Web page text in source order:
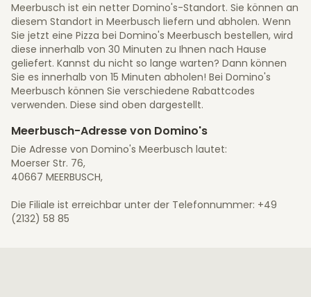
Meerbusch ist ein netter Domino's-Standort. Sie können an
diesem Standort in Meerbusch liefern und abholen. Wenn
Sie jetzt eine Pizza bei Domino's Meerbusch bestellen, wird
diese innerhalb von 30 Minuten zu Ihnen nach Hause
geliefert. Kannst du nicht so lange warten? Dann können
Sie es innerhalb von 15 Minuten abholen! Bei Domino's
Meerbusch können Sie verschiedene Rabattcodes
verwenden. Diese sind oben dargestellt.
Meerbusch-Adresse von Domino's
Die Adresse von Domino's Meerbusch lautet:
Moerser Str. 76,
40667 MEERBUSCH,
Die Filiale ist erreichbar unter der Telefonnummer: +49
(2132) 58 85